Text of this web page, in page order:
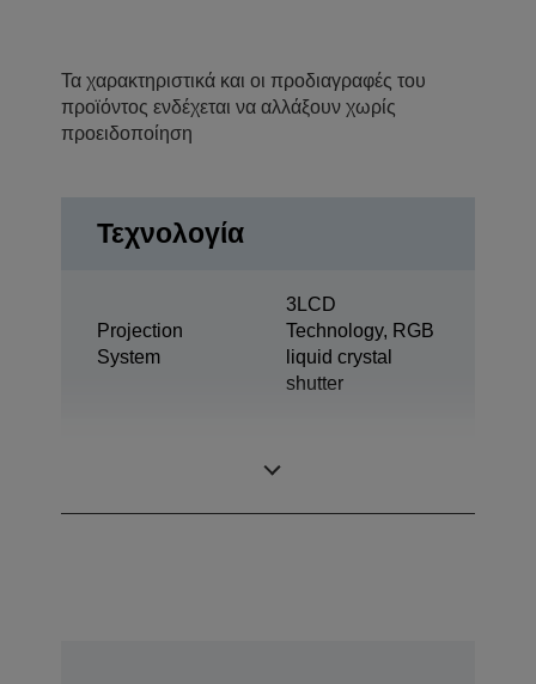
Τα χαρακτηριστικά και οι προδιαγραφές του
προϊόντος ενδέχεται να αλλάξουν χωρίς
προειδοποίηση
Τεχνολογία
Projection
System
3LCD
Technology, RGB
liquid crystal
shutter